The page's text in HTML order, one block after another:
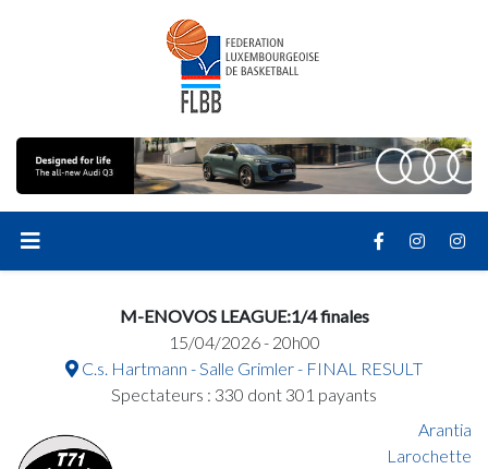
M-ENOVOS LEAGUE:1/4 finales
15/04/2026 - 20h00
C.s. Hartmann - Salle Grimler - FINAL RESULT
Spectateurs : 330 dont 301 payants
Arantia
Larochette